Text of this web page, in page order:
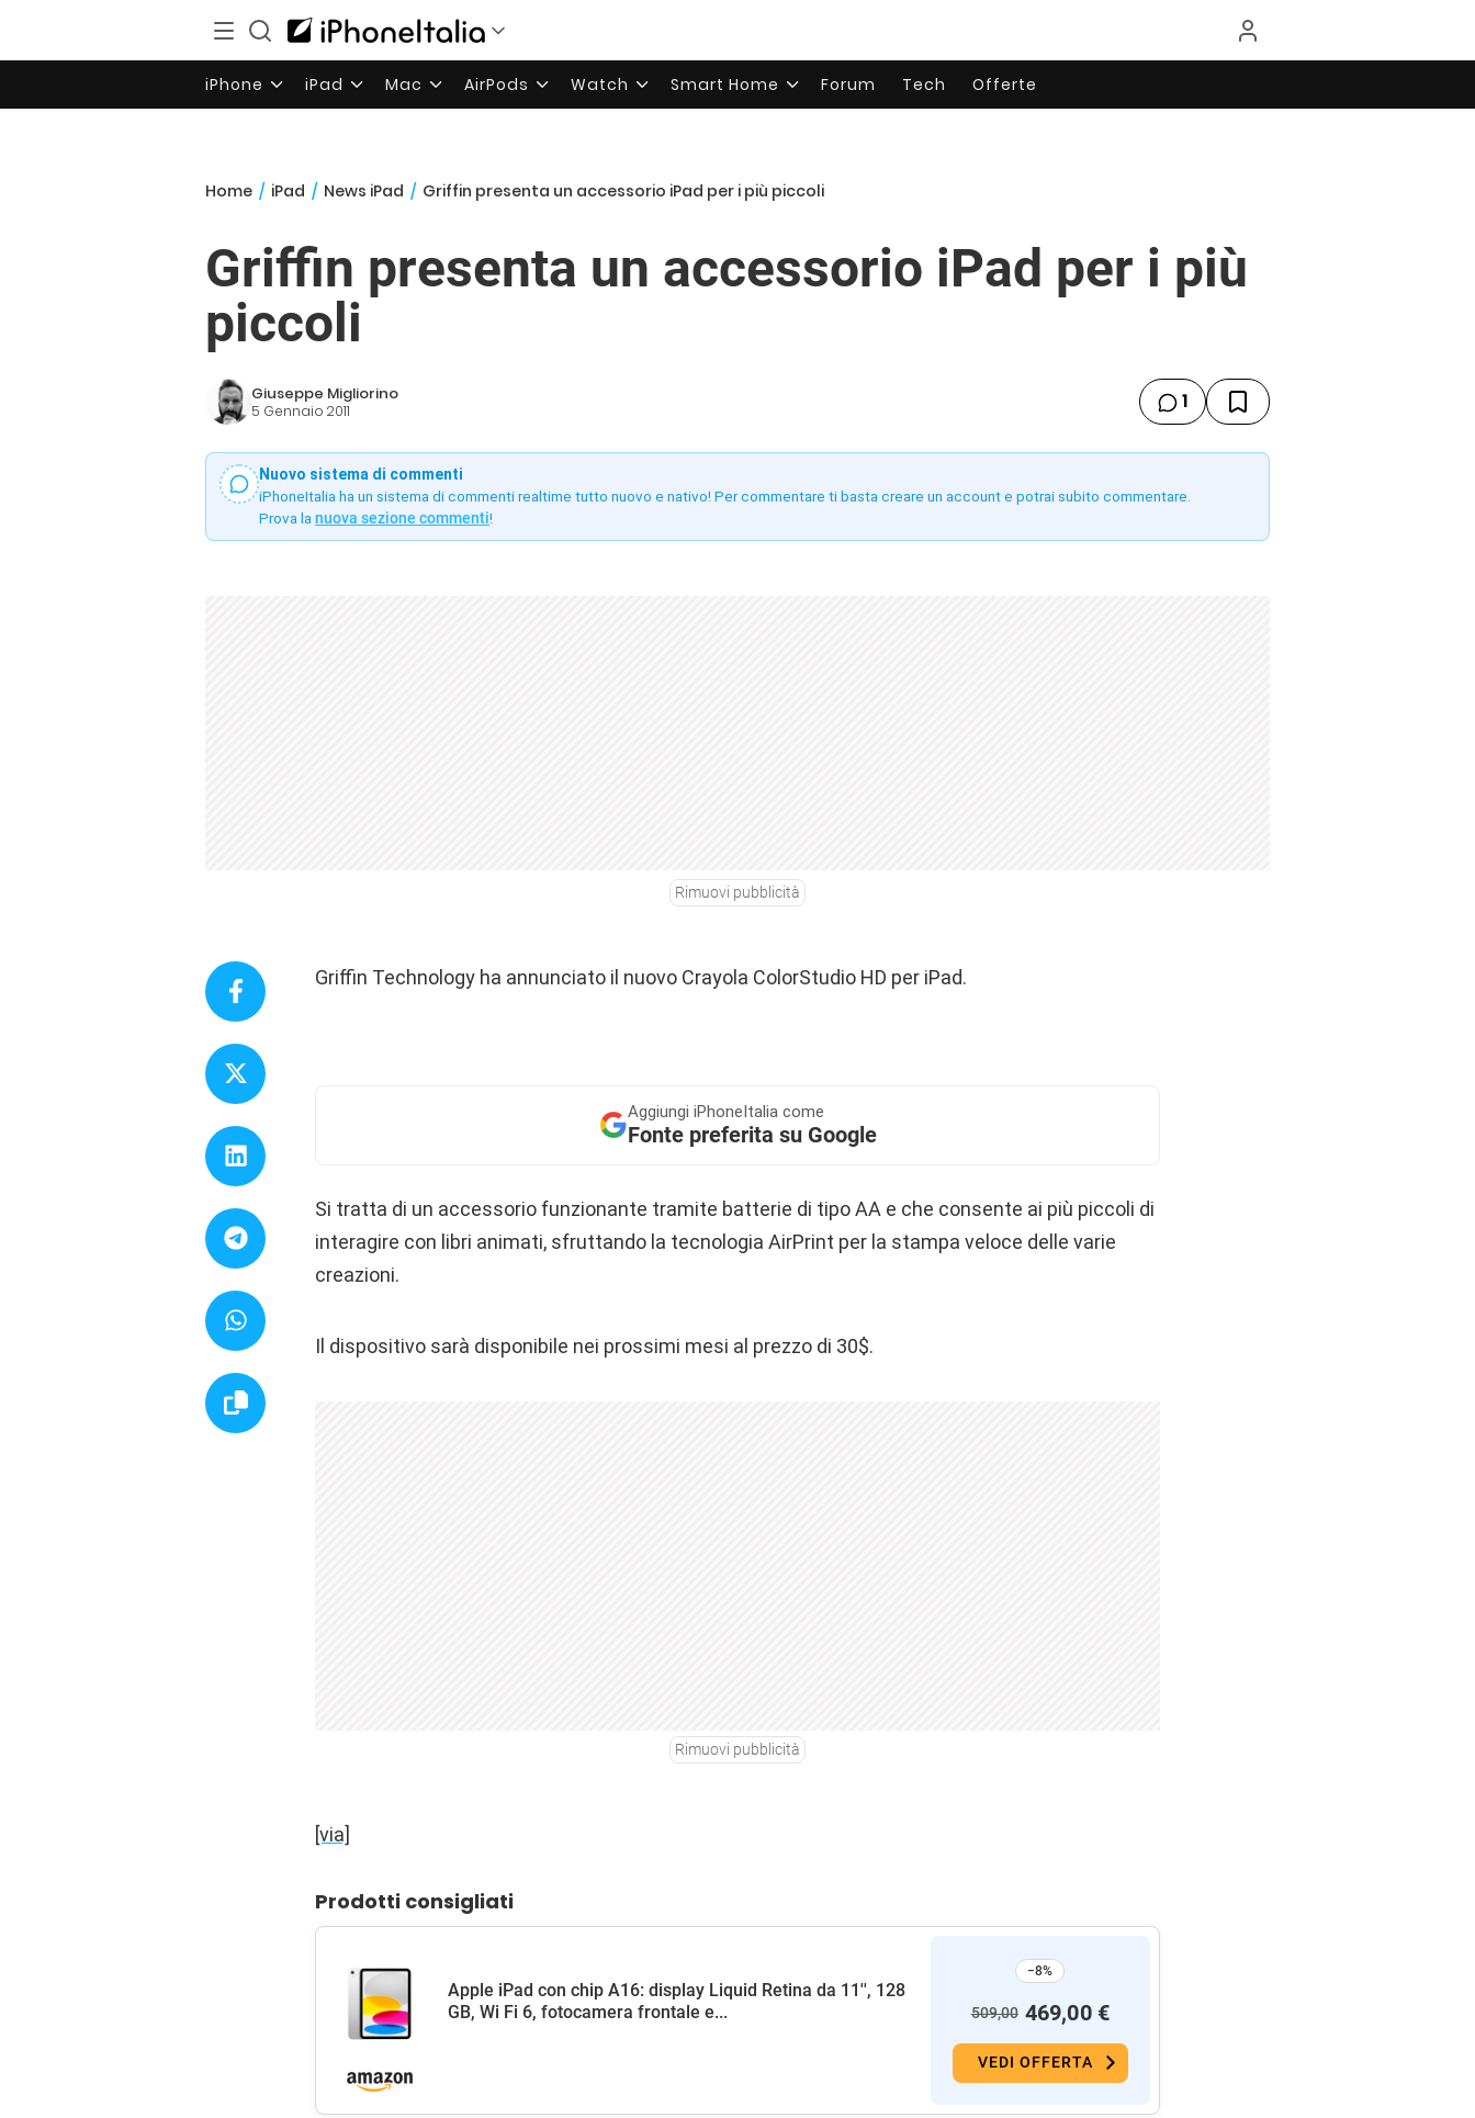
iPhone iPad Mac AirPods Watch Smart Home Forum Tech Offerte
Home / iPad / News iPad / Griffin presenta un accessorio iPad per i più piccoli
Griffin presenta un accessorio iPad per i più
piccoli
Giuseppe Migliorino
5 Gennaio 2011 1
Nuovo sistema di commenti
iPhoneItalia ha un sistema di commenti realtime tutto nuovo e nativo! Per commentare ti basta creare un account e potrai subito commentare.
Prova la nuova sezione commenti!
Rimuovi pubblicità
Griffin Technology ha annunciato il nuovo Crayola ColorStudio HD per iPad.
Aggiungi iPhoneItalia come
Fonte preferita su Google
Si tratta di un accessorio funzionante tramite batterie di tipo AA e che consente ai più piccoli di
interagire con libri animati, sfruttando la tecnologia AirPrint per la stampa veloce delle varie
creazioni.
Il dispositivo sarà disponibile nei prossimi mesi al prezzo di 30$.
Rimuovi pubblicità
[via]
Prodotti consigliati
Apple iPad con chip A16: display Liquid Retina da 11'', 128
GB, Wi Fi 6, fotocamera frontale e...
−8%
509,00 469,00 €
VEDI OFFERTA